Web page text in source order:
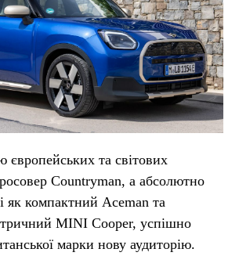
європейських та світових
Countryman, а абсолютно
як компактний Aceman та
MINI Cooper, успішно
марки нову аудиторію.